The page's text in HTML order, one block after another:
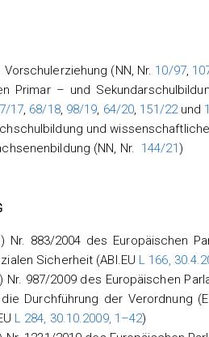
(NN, Nr. 10/97,
Primar – und
17, 68/18, 98/19, 64/20, 151/22und
und
(NN, Nr. 144/21)
Nr. 883/2004 des Europäischen
Sicherheit (ABl.EU L 166,
Nr. 987/2009 des Europäischen
Durchführung der Verordnung
L 284, 30.10.2009, 1–42)